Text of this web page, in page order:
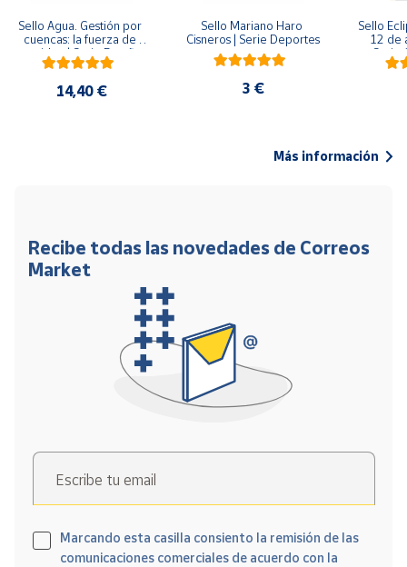
Sello Agua. Gestión por
cuencas: la fuerza de
una idea.| Serie España
ES| Pliego Premium
14,40 €
Sello Mariano Haro
Cisneros | Serie Deportes
3 €
Sello
12 de
Serie
Más información
Recibe todas las novedades de Correos
Market
Escribe tu email
Marcando esta casilla consiento la remisión de las
comunicaciones comerciales de acuerdo con la